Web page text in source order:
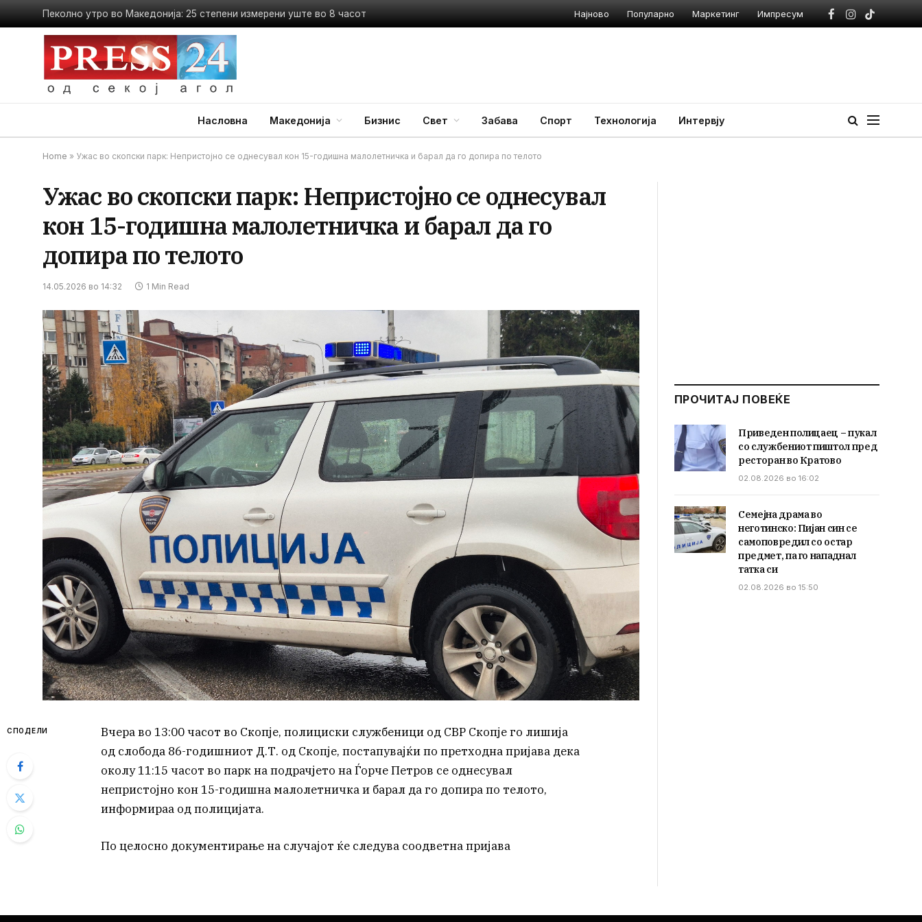
Пеколно утро во Македонија: 25 степени измерени уште во 8 часот Најново Популарно Маркетинг Импресум
Facebook
Instagram
TikTok
Насловна Македонија Бизнис Свет Забава Спорт Технологија Интервју
Home » Ужас во скопски парк: Непристојно се однесувал кон 15-годишна малолетничка и барал да го допира по телото
Ужас во скопски парк: Непристојно се однесувал
кон 15-годишна малолетничка и барал да го
допира по телото
14.05.2026 во 14:32 1 Min Read
СПОДЕЛИ
Вчера во 13:00 часот во Скопје, полициски службеници од СВР Скопје го лишија
од слобода 86-годишниот Д.Т. од Скопје, постапувајќи по претходна пријава дека
околу 11:15 часот во парк на подрачјето на Ѓорче Петров се однесувал
непристојно кон 15-годишна малолетничка и барал да го допира по телото,
информираа од полицијата.
По целосно документирање на случајот ќе следува соодветна пријава
ПРОЧИТАЈ ПОВЕЌЕ
Приведен полицаец – пукал
со службениот пиштол пред
ресторан во Кратово
02.08.2026 во 16:02
Семејна драма во
неготинско: Пијан син се
самоповредил со остар
предмет, па го нападнал
татка си
02.08.2026 во 15:50